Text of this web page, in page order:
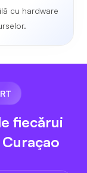
cu hardware
fiecărui